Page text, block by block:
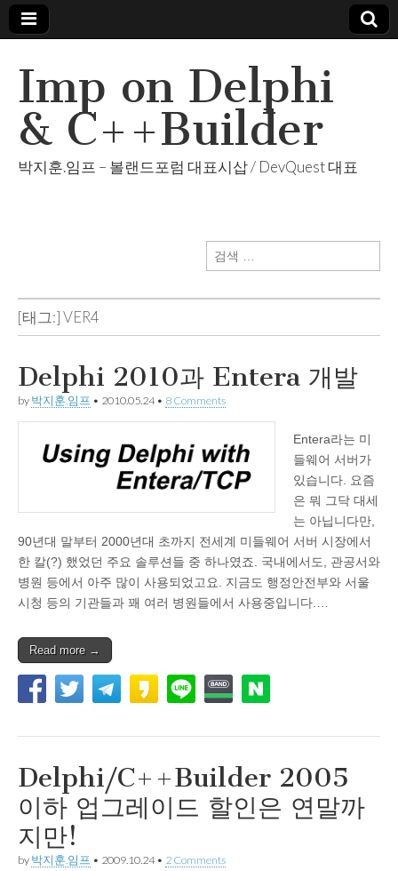
Imp on Delphi
& C++Builder
박지훈.임프 – 볼랜드포럼 대표시삽 / DevQuest 대표
검
색:
[태그:]VER4
Delphi 2010과 Entera 개발
by 박지훈.임프 • 2010.05.24• 8 Comments
Entera라는 미
들웨어 서버가
있습니다. 요즘
은 뭐 그닥 대세
는 아닙니다만,
90년대 말부터 2000년대 초까지 전세계 미들웨어 서버 시장에서
한 칼(?) 했었던 주요 솔루션들 중 하나였죠. 국내에서도, 관공서와
병원 등에서 아주 많이 사용되었고요. 지금도 행정안전부와 서울
시청 등의 기관들과 꽤 여러 병원들에서 사용중입니다.…
Read more →
Delphi/C++Builder 2005
이하 업그레이드 할인은 연말까
지만!
by 박지훈.임프 • 2009.10.24• 2 Comments